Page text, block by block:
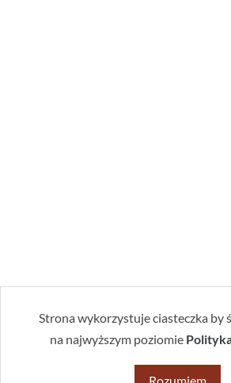
Strona wykorzystuje ciasteczka by
na najwyższym poziomie